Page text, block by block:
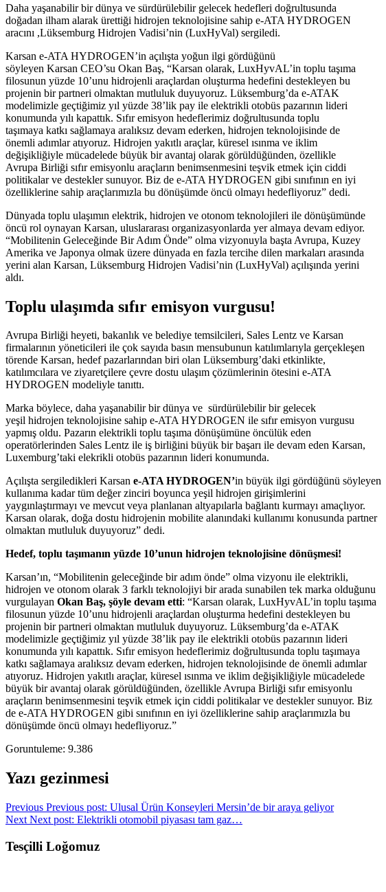
Daha yaşanabilir bir dünya ve sürdürülebilir gelecek hedefleri doğrultusunda
doğadan ilham alarak ürettiği hidrojen teknolojisine sahip e-ATA HYDROGEN
aracını ,Lüksemburg Hidrojen Vadisi’nin (LuxHyVal) sergiledi.
Karsan e-ATA HYDROGEN’in açılışta yoğun ilgi gördüğünü
söyleyen Karsan CEO’su Okan Baş, “Karsan olarak, LuxHyvAL’in toplu taşıma
filosunun yüzde 10’unu hidrojenli araçlardan oluşturma hedefini destekleyen bu
projenin bir partneri olmaktan mutluluk duyuyoruz. Lüksemburg’da e-ATAK
modelimizle geçtiğimiz yıl yüzde 38’lik pay ile elektrikli otobüs pazarının lideri
konumunda yılı kapattık. Sıfır emisyon hedeflerimiz doğrultusunda toplu
taşımaya katkı sağlamaya aralıksız devam ederken, hidrojen teknolojisinde de
önemli adımlar atıyoruz. Hidrojen yakıtlı araçlar, küresel ısınma ve iklim
değişikliğiyle mücadelede büyük bir avantaj olarak görüldüğünden, özellikle
Avrupa Birliği sıfır emisyonlu araçların benimsenmesini teşvik etmek için ciddi
politikalar ve destekler sunuyor. Biz de e-ATA HYDROGEN gibi sınıfının en iyi
özelliklerine sahip araçlarımızla bu dönüşümde öncü olmayı hedefliyoruz” dedi.
Dünyada toplu ulaşımın elektrik, hidrojen ve otonom teknolojileri ile dönüşümünde
öncü rol oynayan Karsan, uluslararası organizasyonlarda yer almaya devam ediyor.
“Mobilitenin Geleceğinde Bir Adım Önde” olma vizyonuyla başta Avrupa, Kuzey
Amerika ve Japonya olmak üzere dünyada en fazla tercihe dilen markaları arasında
yerini alan Karsan, Lüksemburg Hidrojen Vadisi’nin (LuxHyVal) açılışında yerini
aldı.
Toplu ulaşımda sıfır emisyon vurgusu!
Avrupa Birliği heyeti, bakanlık ve belediye temsilcileri, Sales Lentz ve Karsan
firmalarının yöneticileri ile çok sayıda basın mensubunun katılımlarıyla gerçekleşen
törende Karsan, hedef pazarlarından biri olan Lüksemburg’daki etkinlikte,
katılımcılara ve ziyaretçilere çevre dostu ulaşım çözümlerinin ötesini e-ATA
HYDROGEN modeliyle tanıttı.
Marka böylece, daha yaşanabilir bir dünya ve sürdürülebilir bir
yeşil hidrojen teknolojisine sahip e-ATA HYDROGEN ile sıfır emisyon vurgusu
yapmış oldu. Pazarın elektrikli toplu taşıma dönüşümüne öncülük eden
operatörlerinden Sales Lentz ile iş birliğini büyük bir başarı ile devam eden Karsan,
Luxemburg’taki elekrikli otobüs pazarının lideri konumunda.
Açılışta sergiledikleri Karsan e-ATA HYDROGEN’in büyük ilgi
kullanıma kadar tüm değer zinciri boyunca yeşil hidrojen girişimlerini
yaygınlaştırmayı ve mevcut veya planlanan altyapılarla bağlantı kurmayı amaçlıyor.
Karsan olarak, doğa dostu hidrojenin mobilite alanındaki kullanımı konusunda partner
olmaktan mutluluk duyuyoruz” dedi.
Hedef, toplu taşımanın yüzde 10’unun hidrojen teknolojisine dönüşmesi!
Karsan’ın, “Mobilitenin geleceğinde bir adım önde” olma vizyonu ile elektrikli,
hidrojen ve otonom olarak 3 farklı teknolojiyi bir arada sunabilen tek marka olduğunu
vurgulayan Okan Baş, şöyle devam etti: “Karsan olarak, LuxHyvAL’in toplu taşıma
filosunun yüzde 10’unu hidrojenli araçlardan oluşturma hedefini destekleyen bu
projenin bir partneri olmaktan mutluluk duyuyoruz. Lüksemburg’da e-ATAK
modelimizle geçtiğimiz yıl yüzde 38’lik pay ile elektrikli otobüs pazarının lideri
konumunda yılı kapattık. Sıfır emisyon hedeflerimiz doğrultusunda toplu taşımaya
katkı sağlamaya aralıksız devam ederken, hidrojen teknolojisinde de önemli adımlar
atıyoruz. Hidrojen yakıtlı araçlar, küresel ısınma ve iklim değişikliğiyle mücadelede
büyük bir avantaj olarak görüldüğünden, özellikle Avrupa Birliği sıfır emisyonlu
araçların benimsenmesini teşvik etmek için ciddi politikalar ve destekler sunuyor. Biz
de e-ATA HYDROGEN gibi sınıfının en iyi özelliklerine sahip araçlarımızla bu
dönüşümde öncü olmayı hedefliyoruz.”
Goruntuleme: 9.386
Yazı gezinmesi
Previous Previous post: Ulusal Ürün Konseyleri Mersin’de bir araya geliyor
Next Next post: Elektrikli otomobil piyasası tam gaz…
Tesçilli Loğomuz